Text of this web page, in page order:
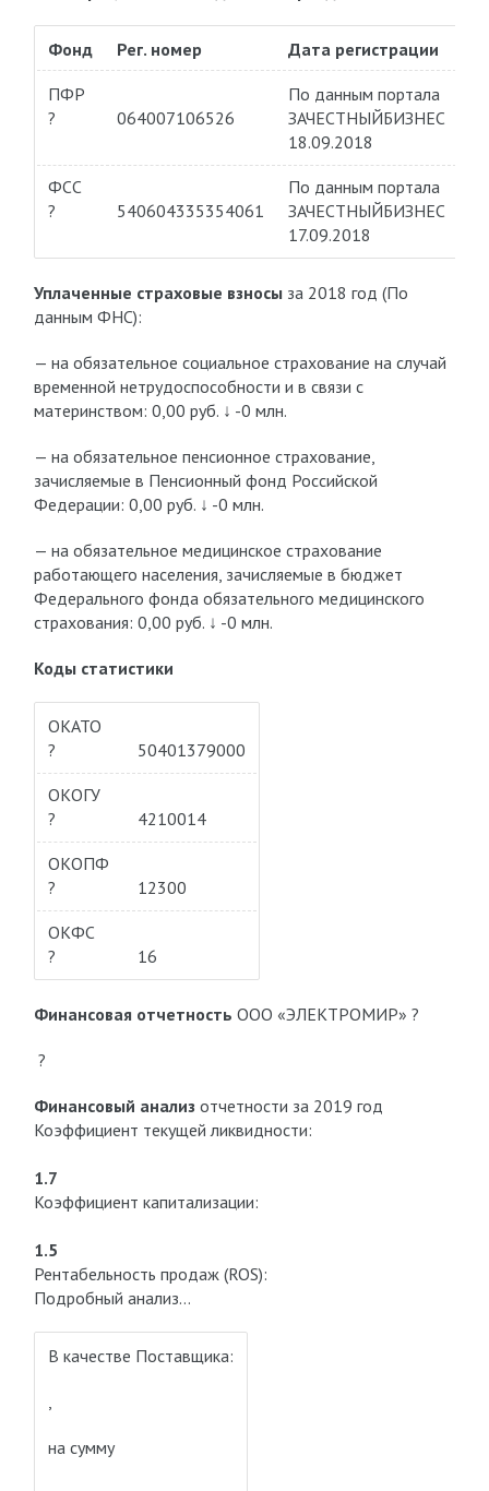
Фонд Рег. номер Дата регистрации
ПФР
?
064007106526
По данным портала
ЗАЧЕСТНЫЙБИЗНЕС
18.09.2018
ФСС
?
540604335354061
По данным портала
ЗАЧЕСТНЫЙБИЗНЕС
17.09.2018
Уплаченные страховые взносыза 2018 год (По
данным ФНС):
— на обязательное социальное страхование на случай
временной нетрудоспособности и в связи с
материнством: 0,00 руб. ↓ -0 млн.
— на обязательное пенсионное страхование,
зачисляемые в Пенсионный фонд Российской
Федерации: 0,00 руб. ↓ -0 млн.
— на обязательное медицинское страхование
работающего населения, зачисляемые в бюджет
Федерального фонда обязательного медицинского
страхования: 0,00 руб. ↓ -0 млн.
Коды статистики
ОКАТО
?
50401379000
ОКОГУ
?
4210014
ОКОПФ
?
12300
ОКФС
?
16
Финансовая отчетность ООО «ЭЛЕКТРОМИР» ?
?
Финансовый анализ отчетности за 2019 год
Коэффициент текущей ликвидности:
1.7
Коэффициент капитализации:
1.5
Рентабельность продаж (ROS):
Подробный анализ…
В качестве Поставщика:
,
на сумму